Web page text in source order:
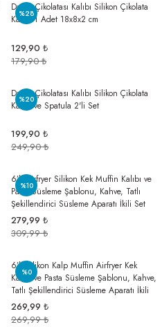
%28
Dubai Çikolatası Kalıbı Silikon Çikolata
Kalıbı 1 Adet 18x8x2 cm
129,90 ₺
179,90 ₺
%20
Dubai Çikolatası Kalıbı Silikon Çikolata
Kalıbı ve Spatula 2'li Set
199,90 ₺
249,90 ₺
%10
6’lı Airfryer Silikon Kek Muffin Kalıbı ve
Pasta Süsleme Şablonu, Kahve, Tatlı
Şekillendirici Süsleme Aparatı İkili Set
279,99 ₺
309,99 ₺
%0
6’lı Silikon Kalp Muffin Airfryer Kek
Kalıbı ve Pasta Süsleme Şablonu, Kahve,
Tatlı Şekillendirici Süsleme Aparatı İkili
Set
269,99 ₺
269,99 ₺